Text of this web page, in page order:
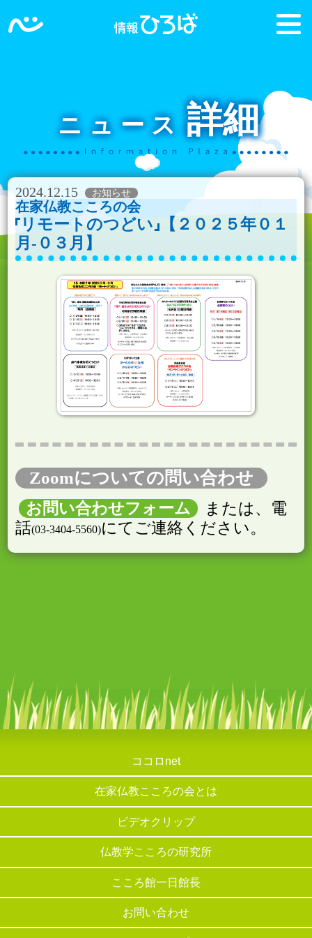
ニュース 詳細
2024.12.15
在家仏教こころの会
リモートのつどい
【２０２５年０１
月-０３月】
Zoomについての問い合わせ
お問い合わせフォーム
または、電
話(03-3404-5560)にてご連絡ください。
ココロnet
在家仏教こころの会とは
ビデオクリップ
仏教学こころの研究所
こころ館一日館長
お問い合わせ